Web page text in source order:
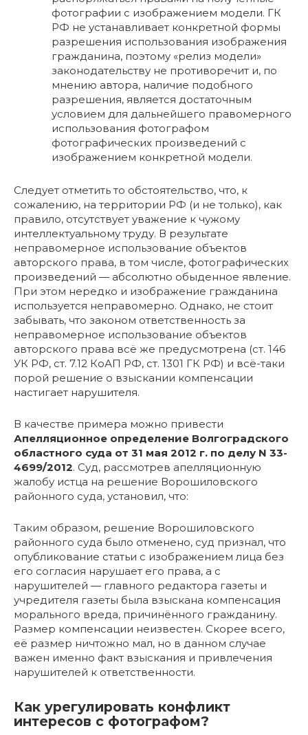
фотографии с изображением модели. ГК
РФ не устанавливает конкретной формы
разрешения использования изображения
гражданина, поэтому «релиз модели»
законодательству не противоречит и, по
мнению автора, наличие подобного
разрешения, является достаточным
условием для дальнейшего правомерного
использования фотографом
фотографических произведений с
изображением конкретной модели.
Следует отметить то обстоятельство, что, к
сожалению, на территории РФ (и не только), как
правило, отсутствует уважение к чужому
интеллектуальному труду. В результате
неправомерное использование объектов
авторского права, в том числе, фотографических
произведений — абсолютно обыденное явление.
При этом нередко и изображение гражданина
используется неправомерно. Однако, не стоит
забывать, что законом ответственность за
неправомерное использование объектов
авторского права всё же предусмотрена (ст. 146
УК РФ, ст. 7.12 КоАП РФ, ст. 1301 ГК РФ) и всё-таки
порой решение о взыскании компенсации
настигает нарушителя.
В качестве примера можно привести
Апелляционное определение Волгоградского
областного суда от 31 мая 2012 г. по делу N 33-
4699/2012. Суд, рассмотрев апелляционную
жалобу истца на решение Ворошиловского
районного суда, установил, что:
Таким образом, решение Ворошиловского
районного суда было отменено, суд признал, что
опубликование статьи с изображением лица без
его согласия нарушает его права, а с
нарушителей — главного редактора газеты и
учредителя газеты была взыскана компенсация
морального вреда, причинённого гражданину.
Размер компенсации неизвестен. Скорее всего,
её размер ничтожно мал, но в данном случае
важен именно факт взыскания и привлечения
нарушителей к ответственности.
Как урегулировать конфликт
интересов с фотографом?